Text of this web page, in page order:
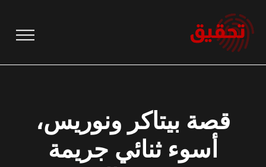
إلى
المحتوى
قصة بيتاكر ونوريس،
أسوء ثنائي جريمة